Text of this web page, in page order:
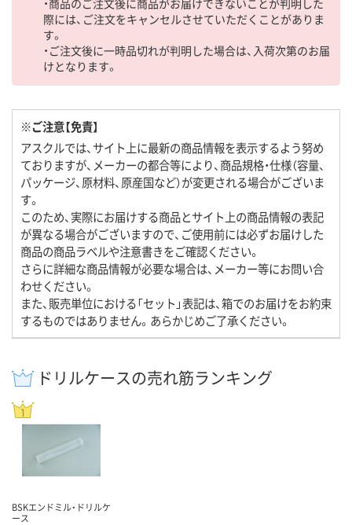
際には、ご注文をキャンセルさせていただくことがありま
す。
・ご注文後に一時品切れが判明した場合は、入荷次第のお届
けとなります。
※ご注意【免責】
アスクルでは、サイト上に最新の商品情報を表示するよう努め
ておりますが、メーカーの都合等により、商品規格・仕様（容量、
パッケージ、原材料、原産国など）が変更される場合がございま
す。
このため、実際にお届けする商品とサイト上の商品情報の表記
が異なる場合がございますので、ご使用前には必ずお届けした
商品の商品ラベルや注意書きをご確認ください。
さらに詳細な商品情報が必要な場合は、メーカー等にお問い合
わせください。
また、販売単位における「セット」表記は、箱でのお届けをお約束
するものではありません。あらかじめご了承ください。
ドリルケースの売れ筋ランキング
BSKエンドミル・ドリルケ
ース